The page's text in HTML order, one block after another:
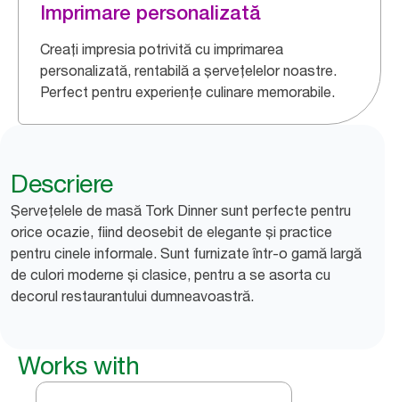
Imprimare personalizată
Creați impresia potrivită cu imprimarea
personalizată, rentabilă a șervețelelor noastre.
Perfect pentru experiențe culinare memorabile.
Descriere
Șervețelele de masă Tork Dinner sunt perfecte pentru
orice ocazie, fiind deosebit de elegante și practice
pentru cinele informale. Sunt furnizate într-o gamă largă
de culori moderne și clasice, pentru a se asorta cu
decorul restaurantului dumneavoastră.
Works with